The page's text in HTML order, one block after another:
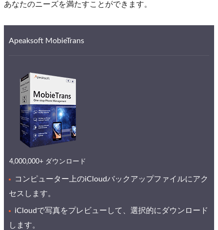
あなたのニーズを満たすことができます。
Apeaksoft MobieTrans
4,000,000+ ダウンロード
コンピューター上のiCloudバックアップファイルにアク
セスします。
iCloudで写真をプレビューして、選択的にダウンロード
します。